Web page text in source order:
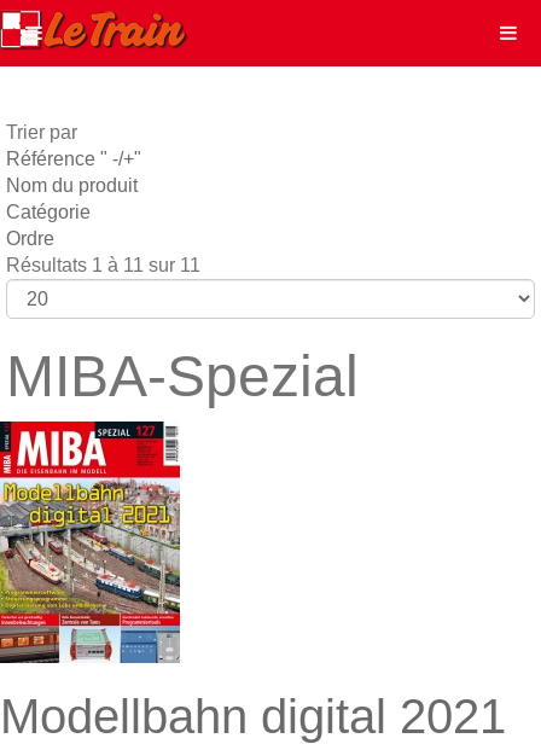
Trier par
Référence " -/+"
Nom du produit
Catégorie
Ordre
Résultats 1 à 11 sur 11
MIBA-Spezial
Modellbahn digital 2021